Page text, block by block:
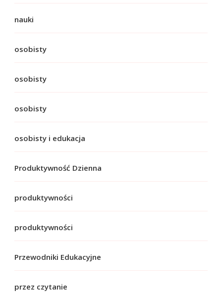
nauki
osobisty
osobisty
osobisty
osobisty i edukacja
Produktywność Dzienna
produktywności
produktywności
Przewodniki Edukacyjne
przez czytanie